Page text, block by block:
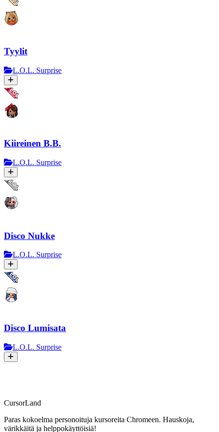
Tyylit
L.O.L. Surprise
Kiireinen B.B.
L.O.L. Surprise
Disco Nukke
L.O.L. Surprise
Disco Lumisata
L.O.L. Surprise
CursorLand
Paras kokoelma personoituja kursoreita Chromeen. Hauskoja,
värikkäitä ja helppokäyttöisiä!